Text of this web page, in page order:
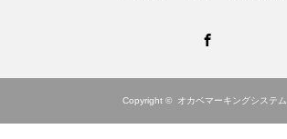
Copyright © オカベマーキングシステム